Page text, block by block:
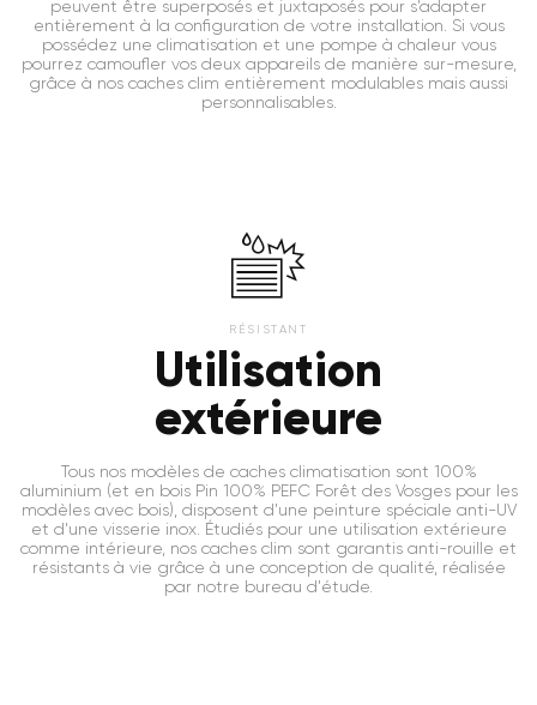
peuvent être superposés et juxtaposés pour s’adapter
entièrement à la configuration de votre installation. Si vous
possédez une climatisation et une pompe à chaleur vous
pourrez camoufler vos deux appareils de manière sur-mesure,
grâce à nos caches clim entièrement modulables mais aussi
personnalisables.
RÉSISTANT
Utilisation
extérieure
Tous nos modèles de caches climatisation sont 100%
aluminium (et en bois Pin 100% PEFC Forêt des Vosges pour les
modèles avec bois), disposent d'une peinture spéciale anti-UV
et d'une visserie inox. Étudiés pour une utilisation extérieure
comme intérieure, nos caches clim sont garantis anti-rouille et
résistants à vie grâce à une conception de qualité, réalisée
par notre bureau d'étude.